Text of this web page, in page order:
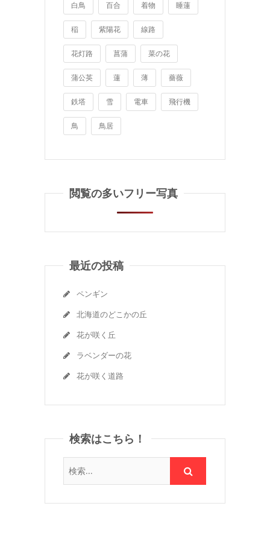
白鳥 百合 着物 睡蓮
稲 紫陽花 線路
花灯路 菖蒲 菜の花
蒲公英 蓮 薄 薔薇
鉄塔 雪 電車 飛行機
鳥 鳥居
閲覧の多いフリー写真
最近の投稿
ペンギン
北海道のどこかの丘
花が咲く丘
ラベンダーの花
花が咲く道路
検索はこちら！